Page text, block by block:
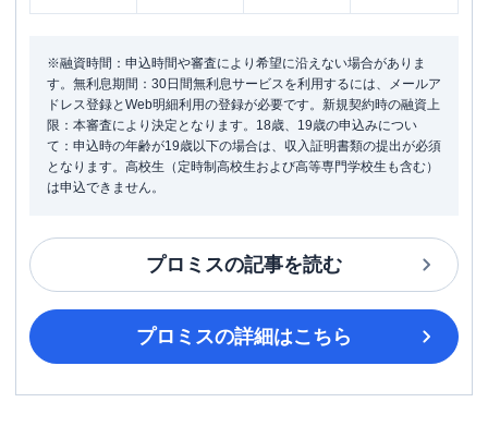
※融資時間：申込時間や審査により希望に沿えない場合がありま
す。無利息期間：30日間無利息サービスを利用するには、メールア
ドレス登録とWeb明細利用の登録が必要です。新規契約時の融資上
限：本審査により決定となります。18歳、19歳の申込みについ
て：申込時の年齢が19歳以下の場合は、収入証明書類の提出が必須
となります。高校生（定時制高校生および高等専門学校生も含む）
は申込できません。
プロミスの記事を読む
プロミスの詳細はこちら